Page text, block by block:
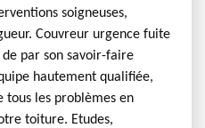
soigneuses,
Couvreur urgence fuite
par son savoir-faire
hautement qualifiée,
tous les problèmes en
toiture. Etudes,